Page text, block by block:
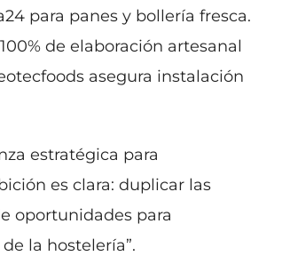
para panes y bollería fresca.
de elaboración artesanal
asegura instalación
estratégica para
es clara: duplicar las
oportunidades para
la hostelería”.